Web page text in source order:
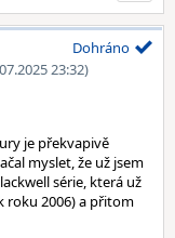
23:32)
Dohráno
je překvapivě
myslet, že už jsem
série, která už
roku 2006) a přitom